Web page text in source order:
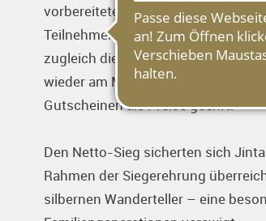
vorbereitetes Büfett, das keine
Teilnehmer in unserer
zugleich die Sieger geehrt wurden:
wieder am Muttertag ausgetragen
Gutscheinen als Preise geehrt.
Den Netto-Sieg sicherten sich
Rahmen der Siegerehrung
silbernen Wanderteller – eine